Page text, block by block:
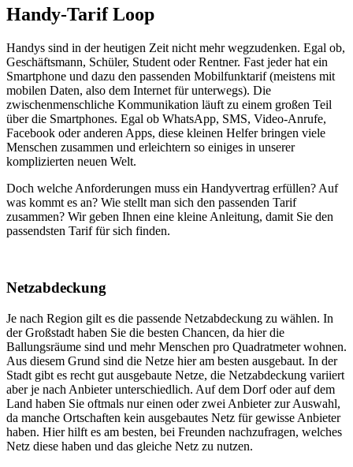
Handy-Tarif Loop
Handys sind in der heutigen Zeit nicht mehr wegzudenken. Egal ob,
Geschäftsmann, Schüler, Student oder Rentner. Fast jeder hat ein
Smartphone und dazu den passenden Mobilfunktarif (meistens mit
mobilen Daten, also dem Internet für unterwegs). Die
zwischenmenschliche Kommunikation läuft zu einem großen Teil
über die Smartphones. Egal ob WhatsApp, SMS, Video-Anrufe,
Facebook oder anderen Apps, diese kleinen Helfer bringen viele
Menschen zusammen und erleichtern so einiges in unserer
komplizierten neuen Welt.
Doch welche Anforderungen muss ein Handyvertrag erfüllen? Auf
was kommt es an? Wie stellt man sich den passenden Tarif
zusammen? Wir geben Ihnen eine kleine Anleitung, damit Sie den
passendsten Tarif für sich finden.
Netzabdeckung
Je nach Region gilt es die passende Netzabdeckung zu wählen. In
der Großstadt haben Sie die besten Chancen, da hier die
Ballungsräume sind und mehr Menschen pro Quadratmeter wohnen.
Aus diesem Grund sind die Netze hier am besten ausgebaut. In der
Stadt gibt es recht gut ausgebaute Netze, die Netzabdeckung variiert
aber je nach Anbieter unterschiedlich. Auf dem Dorf oder auf dem
Land haben Sie oftmals nur einen oder zwei Anbieter zur Auswahl,
da manche Ortschaften kein ausgebautes Netz für gewisse Anbieter
haben. Hier hilft es am besten, bei Freunden nachzufragen, welches
Netz diese haben und das gleiche Netz zu nutzen.